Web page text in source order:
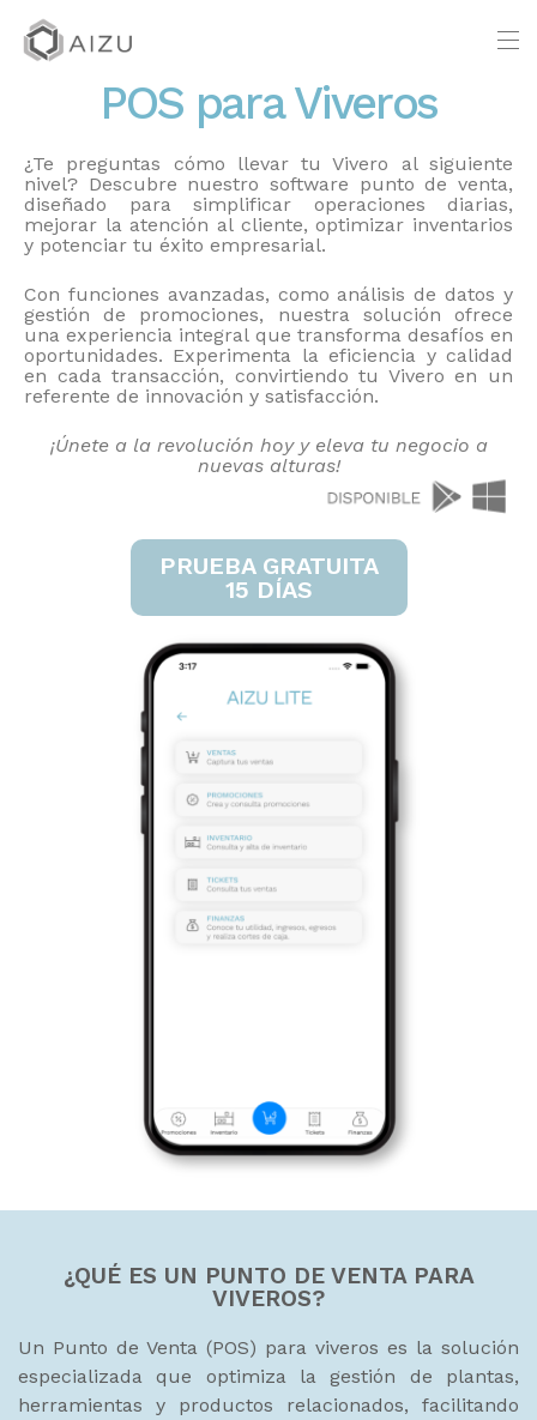
POS para Viveros
¿Te preguntas cómo llevar tu Vivero al siguiente
nivel? Descubre nuestro software punto de venta,
diseñado para simplificar operaciones diarias,
mejorar la atención al cliente, optimizar inventarios
y potenciar tu éxito empresarial.
Con funciones avanzadas, como análisis de datos y
gestión de promociones, nuestra solución ofrece
una experiencia integral que transforma desafíos en
oportunidades. Experimenta la eficiencia y calidad
en cada transacción, convirtiendo tu Vivero en un
referente de innovación y satisfacción.
¡Únete a la revolución hoy y eleva tu negocio a
nuevas alturas!
PRUEBA GRATUITA
15 DÍAS
¿QUÉ ES UN PUNTO DE VENTA PARA
VIVEROS?
Un Punto de Venta (POS) para viveros es la solución
especializada que optimiza la gestión de plantas,
herramientas y productos relacionados, facilitando